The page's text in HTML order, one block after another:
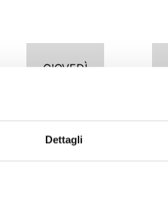
Dettagli
GIOVEDÌ
POMERIGGIO